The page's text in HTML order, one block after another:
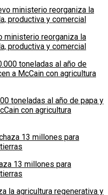
ministerio reorganiza la
productiva y comercial
toneladas al año de papa y
con agricultura
13 millones para